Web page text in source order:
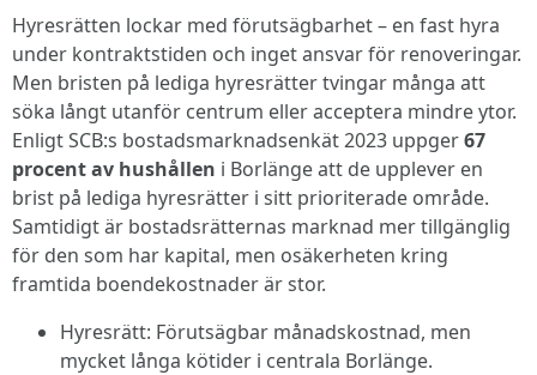
Hyresrätten lockar med förutsägbarhet – en fast hyra
under kontraktstiden och inget ansvar för renoveringar.
Men bristen på lediga hyresrätter tvingar många att
söka långt utanför centrum eller acceptera mindre ytor.
Enligt SCB:s bostadsmarknadsenkät 2023 uppger67
procent av hushållen i Borlänge att de upplever en
brist på lediga hyresrätter i sitt prioriterade område.
Samtidigt är bostadsrätternas marknad mer tillgänglig
för den som har kapital, men osäkerheten kring
framtida boendekostnader är stor.
Hyresrätt: Förutsägbar månadskostnad, men
mycket långa kötider i centrala Borlänge.